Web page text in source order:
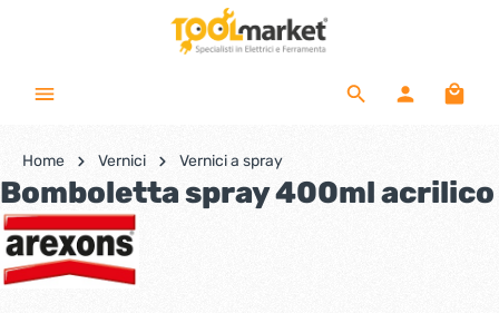
Home Vernici Vernici a spray
Bomboletta spray 400ml acrilico